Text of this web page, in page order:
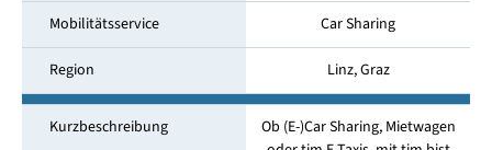
Mobilitätsservice Car Sharing
Region Linz, Graz
Kurzbeschreibung
Ob (E-)Car Sharing, Mietwagen